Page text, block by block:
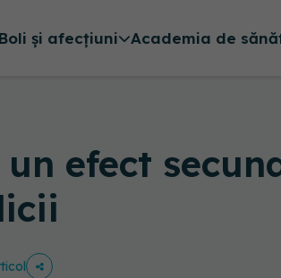
Boli și afecțiuni Academia de
efect